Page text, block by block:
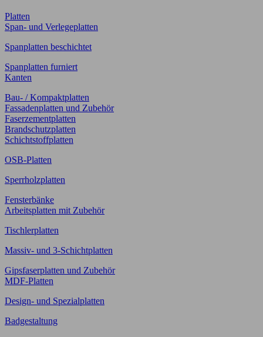
Platten
Span- und Verlegeplatten
Spanplatten beschichtet
Spanplatten furniert
Kanten
Bau- / Kompaktplatten
Fassadenplatten und Zubehör
Faserzementplatten
Brandschutzplatten
Schichtstoffplatten
OSB-Platten
Sperrholzplatten
Fensterbänke
Arbeitsplatten mit Zubehör
Tischlerplatten
Massiv- und 3-Schichtplatten
Gipsfaserplatten und Zubehör
MDF-Platten
Design- und Spezialplatten
Badgestaltung